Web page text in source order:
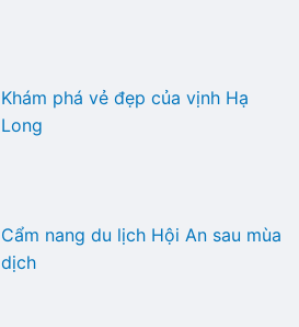
Khám phá vẻ đẹp của vịnh Hạ
Long
Cẩm nang du lịch Hội An sau mùa
dịch